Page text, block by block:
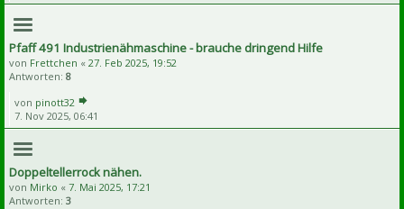
Pfaff 491 Industrienähmaschine - brauche dringend Hilfe
von Frettchen « 27. Feb 2025, 19:52
Antworten: 8
von pinott32
7. Nov 2025, 06:41
Doppeltellerrock nähen.
von Mirko « 7. Mai 2025, 17:21
Antworten: 3